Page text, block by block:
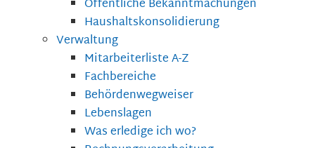
Öffentliche Bekanntmachungen
Haushaltskonsolidierung
Verwaltung
Mitarbeiterliste A-Z
Fachbereiche
Behördenwegweiser
Lebenslagen
Was erledige ich wo?